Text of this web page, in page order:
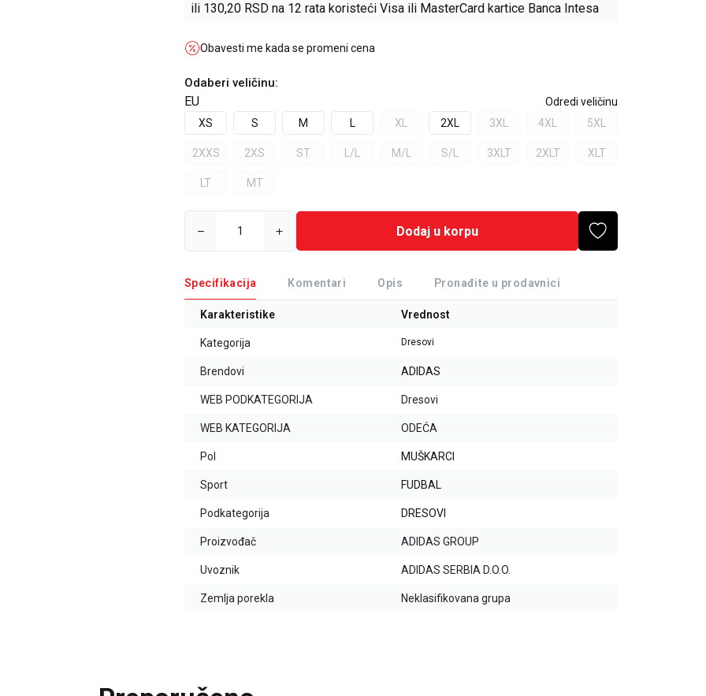
ili 130,20 RSD na 12 rata koristeći Visa ili MasterCard kartice Banca Intesa
Obavesti me kada se promeni cena
Odaberi veličinu:
EU
Odredi veličinu
XS
S M L XL 2XL 3XL 4XL 5XL
2XXS 2XS ST L/L M/L S/L 3XLT 2XLT XLT
LT MT
Dodaj u korpu
Specifikacija Komentari Opis Pronađite u prodavnici
Karakteristike Vrednost
Kategorija Dresovi
Brendovi ADIDAS
WEB PODKATEGORIJA Dresovi
WEB KATEGORIJA ODEĆA
Pol MUŠKARCI
Sport FUDBAL
Podkategorija DRESOVI
Proizvođač ADIDAS GROUP
Uvoznik ADIDAS SERBIA D.O.O.
Zemlja porekla Neklasifikovana grupa